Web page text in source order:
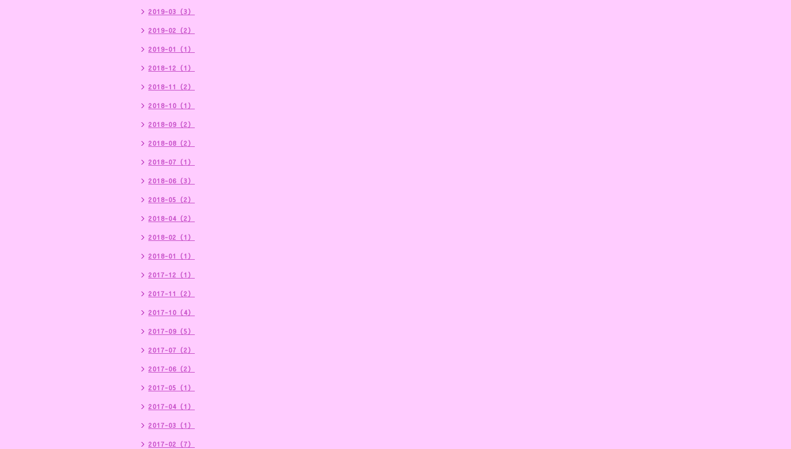
2019-03（3）
2019-02（2）
2019-01（1）
2018-12（1）
2018-11（2）
2018-10（1）
2018-09（2）
2018-08（2）
2018-07（1）
2018-06（3）
2018-05（2）
2018-04（2）
2018-02（1）
2018-01（1）
2017-12（1）
2017-11（2）
2017-10（4）
2017-09（5）
2017-07（2）
2017-06（2）
2017-05（1）
2017-04（1）
2017-03（1）
2017-02（7）